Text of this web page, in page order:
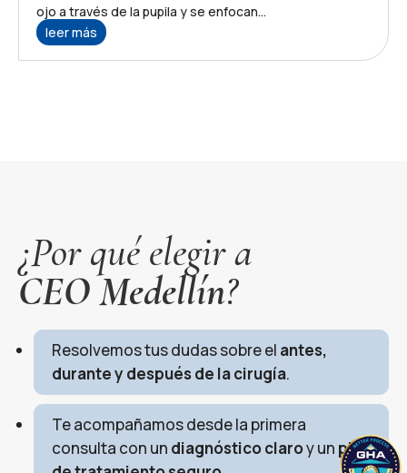
ojo a través de la pupila y se enfocan...
leer más
¿Por qué elegir a
CEO Medellín?
Resolvemos tus dudas sobre el antes,
durante y después de la cirugía.
Te acompañamos desde la primera
consulta con un diagnóstico claroy un plan